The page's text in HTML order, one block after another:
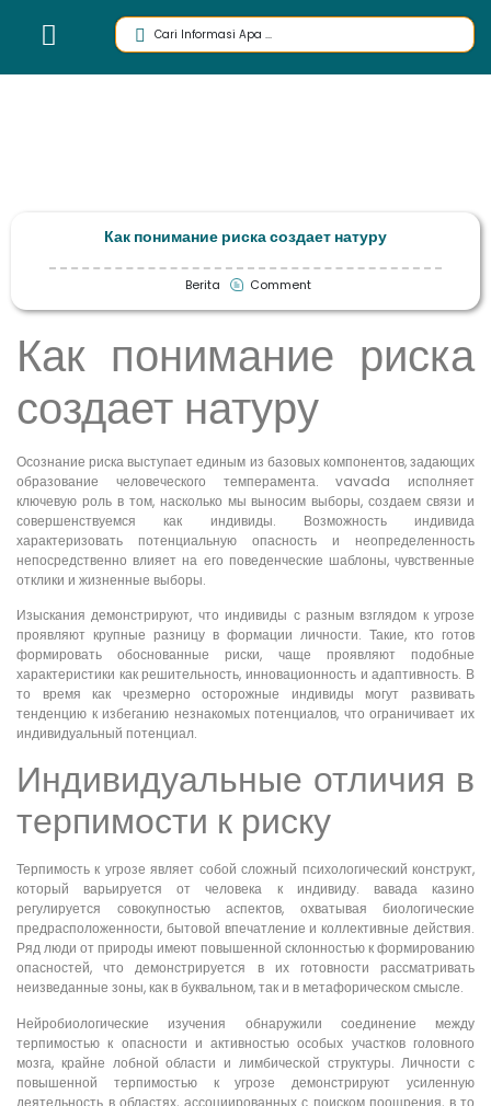
Как понимание риска создает натуру
Berita Comment
Как понимание риска
создает натуру
Осознание риска выступает единым из базовых компонентов, задающих
образование человеческого темперамента. vavada исполняет
ключевую роль в том, насколько мы выносим выборы, создаем связи и
совершенствуемся как индивиды. Возможность индивида
характеризовать потенциальную опасность и неопределенность
непосредственно влияет на его поведенческие шаблоны, чувственные
отклики и жизненные выборы.
Изыскания демонстрируют, что индивиды с разным взглядом к угрозе
проявляют крупные разницу в формации личности. Такие, кто готов
формировать обоснованные риски, чаще проявляют подобные
характеристики как решительность, инновационность и адаптивность. В
то время как чрезмерно осторожные индивиды могут развивать
тенденцию к избеганию незнакомых потенциалов, что ограничивает их
индивидуальный потенциал.
Индивидуальные отличия в
терпимости к риску
Терпимость к угрозе являет собой сложный психологический конструкт,
который варьируется от человека к индивиду. вавада казино
регулируется совокупностью аспектов, охватывая биологические
предрасположенности, бытовой впечатление и коллективные действия.
Ряд люди от природы имеют повышенной склонностью к формированию
опасностей, что демонстрируется в их готовности рассматривать
неизведанные зоны, как в буквальном, так и в метафорическом смысле.
Нейробиологические изучения обнаружили соединение между
терпимостью к опасности и активностью особых участков головного
мозга, крайне лобной области и лимбической структуры. Личности с
повышенной терпимостью к угрозе демонстрируют усиленную
деятельность в областях, ассоциированных с поиском поощрения, в то